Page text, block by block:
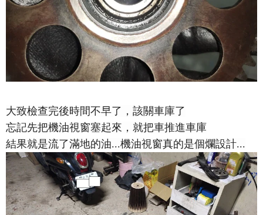
大致檢查完後時間不早了，該關車庫了
忘記先把機油視窗塞起來，就把車推進車庫
結果就是流了滿地的油...機油視窗真的是個爛設計...